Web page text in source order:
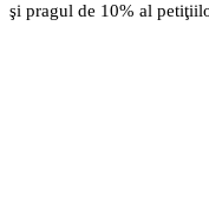
şi pragul de 10% al